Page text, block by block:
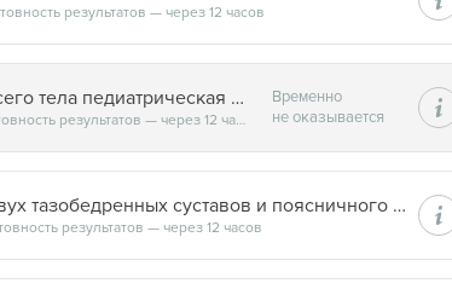
результатов — через 12 часов
Остеоденситометрия всего тела педиатрическая (с 5 лет)
Продолжительность минут, готовность результатов — через 12 часов
Временно
не оказывается
Остеоденситометрия двух тазобедренных суставов и поясничного отдела позвоночника
результатов — через 12 часов